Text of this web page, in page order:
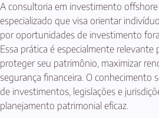
A consultoria em investimento offshore
especializado que visa orientar
por oportunidades de investimento
Essa prática é especialmente relevante
proteger seu patrimônio, maximizar
segurança financeira. O conhecimento
de investimentos, legislações e
planejamento patrimonial eficaz.